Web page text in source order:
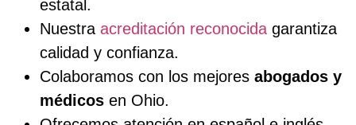
estatal.
Nuestra acreditación reconocida garantiza
calidad y confianza.
Colaboramos con los mejores abogados y
médicos en Ohio.